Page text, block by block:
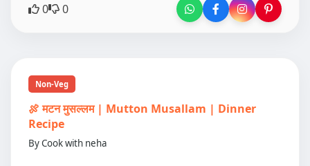
0 0
Non-Veg
🍖 मटन मुसल्लम | Mutton Musallam | Dinner
Recipe
By Cook with neha